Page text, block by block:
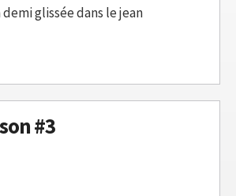
demi glissée dans le jean
#3